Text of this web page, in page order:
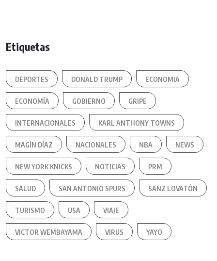
Etiquetas
DEPORTES DONALD TRUMP ECONOMIA
ECONOMÍA GOBIERNO GRIPE
INTERNACIONALES KARL ANTHONY TOWNS
MAGÍN DÍAZ NACIONALES NBA NEWS
NEW YORK KNICKS NOTICIAS PRM
SALUD SAN ANTONIO SPURS SANZ LOVATÓN
TURISMO USA VIAJE
VICTOR WEMBAYAMA VIRUS YAYO